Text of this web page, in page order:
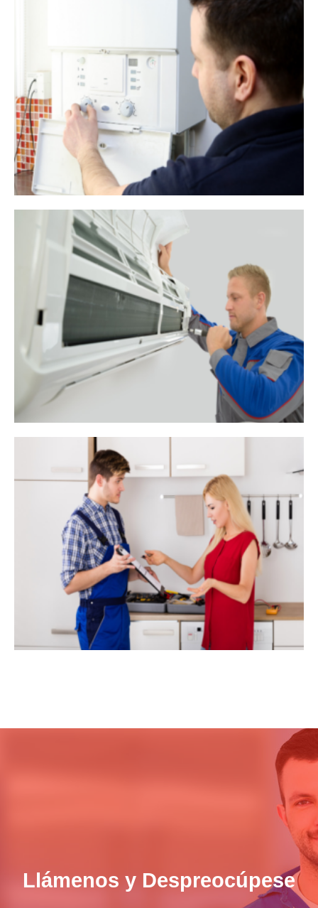
Llámenos y Despreocúpese